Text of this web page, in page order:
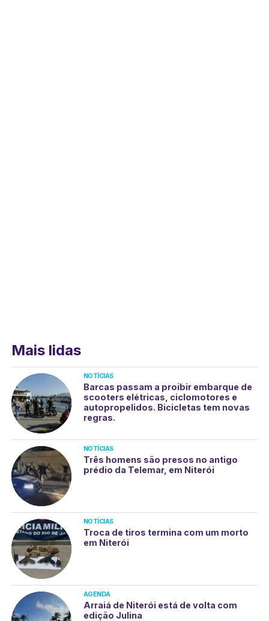
Mais lidas
NOTÍCIAS
Barcas passam a proibir embarque de
scooters elétricas, ciclomotores e
autopropelidos. Bicicletas tem novas
regras.
NOTÍCIAS
Três homens são presos no antigo
prédio da Telemar, em Niterói
NOTÍCIAS
Troca de tiros termina com um morto
em Niterói
AGENDA
Arraiá de Niterói está de volta com
edição Julina